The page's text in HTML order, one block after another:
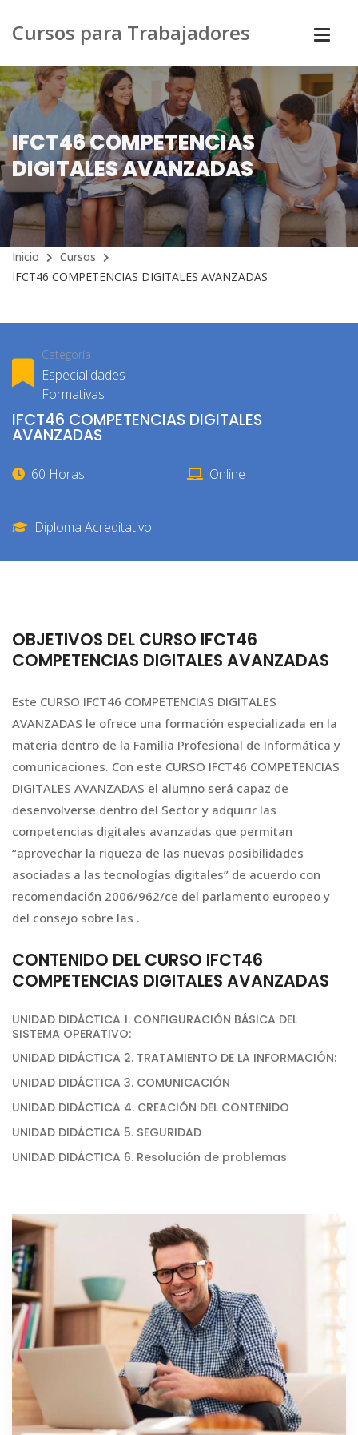
Cursos para Trabajadores
IFCT46 COMPETENCIAS
DIGITALES AVANZADAS
Inicio
Cursos
IFCT46 COMPETENCIAS DIGITALES AVANZADAS
Categoría
Especialidades
Formativas
IFCT46 COMPETENCIAS DIGITALES
AVANZADAS
60 Horas Online
Diploma Acreditativo
OBJETIVOS DEL CURSO IFCT46
COMPETENCIAS DIGITALES AVANZADAS
Este CURSO IFCT46 COMPETENCIAS DIGITALES
AVANZADAS le ofrece una formación especializada en la
materia dentro de la Familia Profesional de Informática y
comunicaciones. Con este CURSO IFCT46 COMPETENCIAS
DIGITALES AVANZADAS el alumno será capaz de
desenvolverse dentro del Sector y adquirir las
competencias digitales avanzadas que permitan
“aprovechar la riqueza de las nuevas posibilidades
asociadas a las tecnologías digitales” de acuerdo con
recomendación 2006/962/ce del parlamento europeo y
del consejo sobre las .
CONTENIDO DEL CURSO IFCT46
COMPETENCIAS DIGITALES AVANZADAS
UNIDAD DIDÁCTICA 1. CONFIGURACIÓN BÁSICA DEL
SISTEMA OPERATIVO:
UNIDAD DIDÁCTICA 2. TRATAMIENTO DE LA INFORMACIÓN:
UNIDAD DIDÁCTICA 3. COMUNICACIÓN
UNIDAD DIDÁCTICA 4. CREACIÓN DEL CONTENIDO
UNIDAD DIDÁCTICA 5. SEGURIDAD
UNIDAD DIDÁCTICA 6. Resolución de problemas